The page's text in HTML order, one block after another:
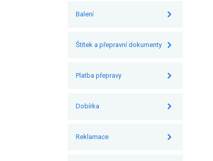
Balení
Štítek a přepravní dokumenty
Platba přepravy
Dobírka
Reklamace